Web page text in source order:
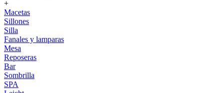
+
Macetas
Sillones
Silla
Fanales y lamparas
Mesa
Reposeras
Bar
Sombrilla
SPA